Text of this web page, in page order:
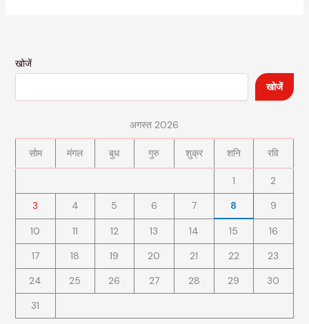
खोजें
खोजें
अगस्त 2026
सोम मंगल बुध गुरु शुक्र शनि रवि
1
2
3
4 5 6 7 8 9
10 11 12 13 14 15
16
17
18 19 20 21 22
23
24
25 26 27 28 29
30
31